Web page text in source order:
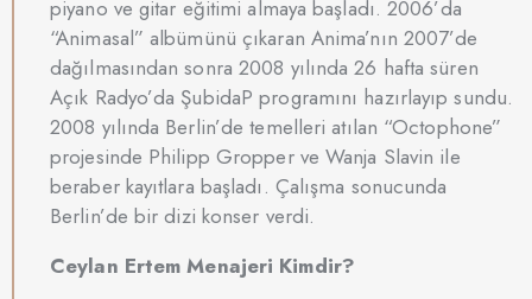
piyano ve gitar eğitimi almaya başladı. 2006’da
“Animasal” albümünü çıkaran Anima’nın 2007’de
dağılmasından sonra 2008 yılında 26 hafta süren
Açık Radyo’da ŞubidaP programını hazırlayıp sundu.
2008 yılında Berlin’de temelleri atılan “Octophone”
projesinde Philipp Gropper ve Wanja Slavin ile
beraber kayıtlara başladı. Çalışma sonucunda
Berlin’de bir dizi konser verdi.
Ceylan Ertem Menajeri Kimdir?